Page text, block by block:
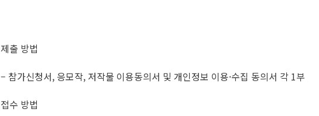
제출 방법
– 참가신청서, 응모작, 저작물 이용동의서 및 개인정보 이용·수집 동의서 각 1부​
접수 방법